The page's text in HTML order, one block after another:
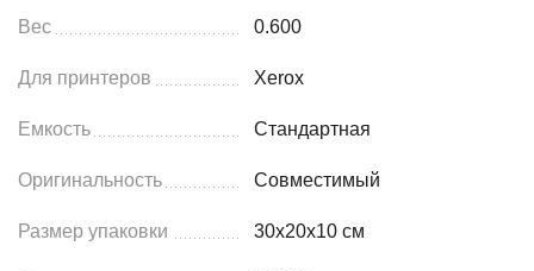
Вес 0.600
Для принтеров Xerox
Емкость Стандартная
Оригинальность Совместимый
Размер упаковки 30x20x10 см